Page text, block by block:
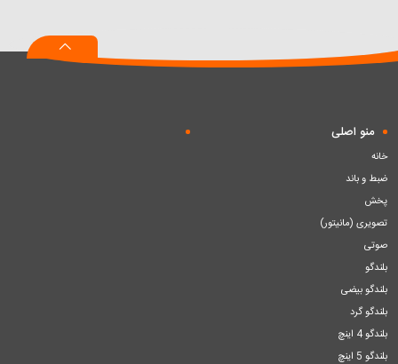
منو اصلی
خانه
ضبط و باند
پخش
تصویری (مانیتور)
صوتی
بلندگو
بلندگو بیضی
بلندگو گرد
بلندگو 4 اینچ
بلندگو 5 اینچ